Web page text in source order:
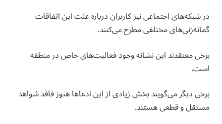
در شبکه‌های اجتماعی نیز کاربران درباره علت این اتفاقات
گمانه‌زنی‌های مختلفی مطرح می‌کنند.
برخی معتقدند این نشانه وجود فعالیت‌های خاص در منطقه
است.
برخی دیگر می‌گویند بخش زیادی از این ادعاها هنوز فاقد شواهد
مستقل و قطعی هستند.